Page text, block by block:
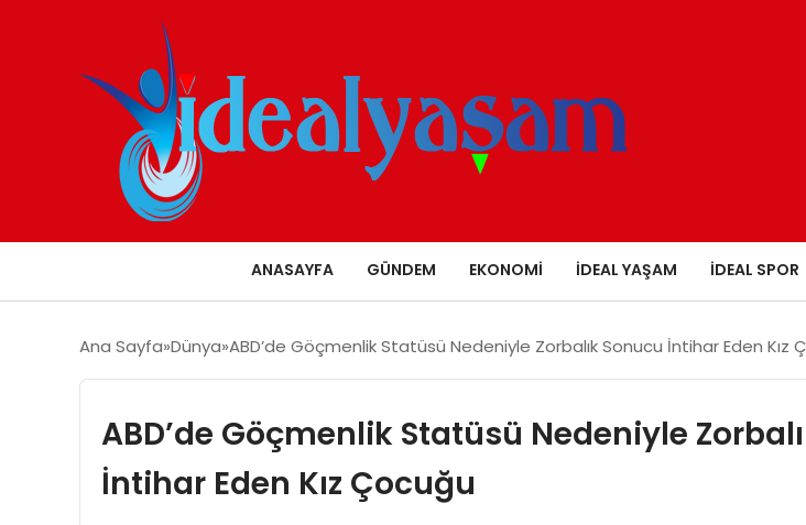
ANASAYFA GÜNDEM EKONOMI İDEAL YAŞAM İDEAL SPOR
Ana Sayfa Dünya ABD’de Göçmenlik Statüsü Nedeniyle Zorbalık Sonucu İntihar Eden Kız
ABD’de Göçmenlik Statüsü Nedeniyle
İntihar Eden Kız Çocuğu